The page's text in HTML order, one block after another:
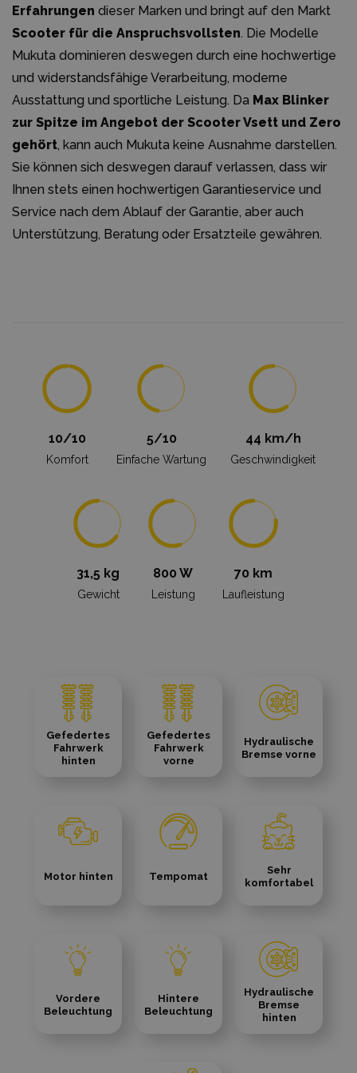
Erfahrungen dieser Marken und bringt auf den Markt
Scooter für die Anspruchsvollsten. Die Modelle
Mukuta dominieren deswegen durch eine hochwertige
und widerstandsfähige Verarbeitung, moderne
Ausstattung und sportliche Leistung. Da Max Blinker
zur Spitze im Angebot der Scooter Vsett und Zero
gehört, kann auch Mukuta keine Ausnahme darstellen.
Sie können sich deswegen darauf verlassen, dass wir
Ihnen stets einen hochwertigen Garantieservice und
Service nach dem Ablauf der Garantie, aber auch
Unterstützung, Beratung oder Ersatzteile gewähren.
10/10
Komfort
5/10
Einfache Wartung
44 km/h
Geschwindigkeit
31,5 kg
Gewicht
800 W
Leistung
70 km
Laufleistung
Gefedertes
Fahrwerk
hinten
Gefedertes
Fahrwerk
vorne
Hydraulische
Bremse vorne
Motor hinten Tempomat
Sehr
komfortabel
Vordere
Beleuchtung
Hintere
Beleuchtung
Hydraulische
Bremse
hinten